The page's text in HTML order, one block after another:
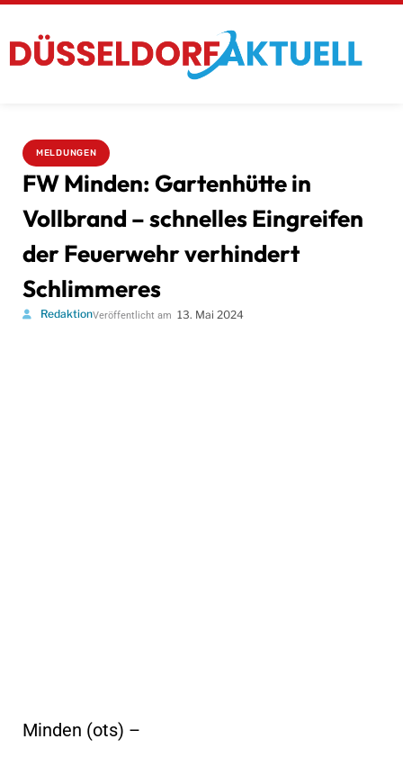
MELDUNGEN
FW Minden: Gartenhütte in
Vollbrand – schnelles Eingreifen
der Feuerwehr verhindert
Schlimmeres
RedaktionVeröffentlicht am 13. Mai 2024
Minden (ots) –